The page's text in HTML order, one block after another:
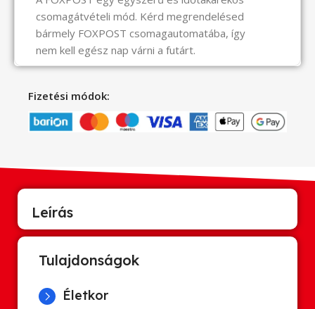
csomagátvételi mód. Kérd megrendelésed
bármely FOXPOST csomagautomatába, így
nem kell egész nap várni a futárt.
Fizetési módok:
Leírás
Tulajdonságok
Életkor